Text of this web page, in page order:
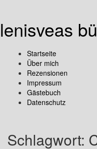
lenisveas
Startseite
Über mich
Rezensionen
Impressum
Gästebuch
Datenschutz
Schlagwort: